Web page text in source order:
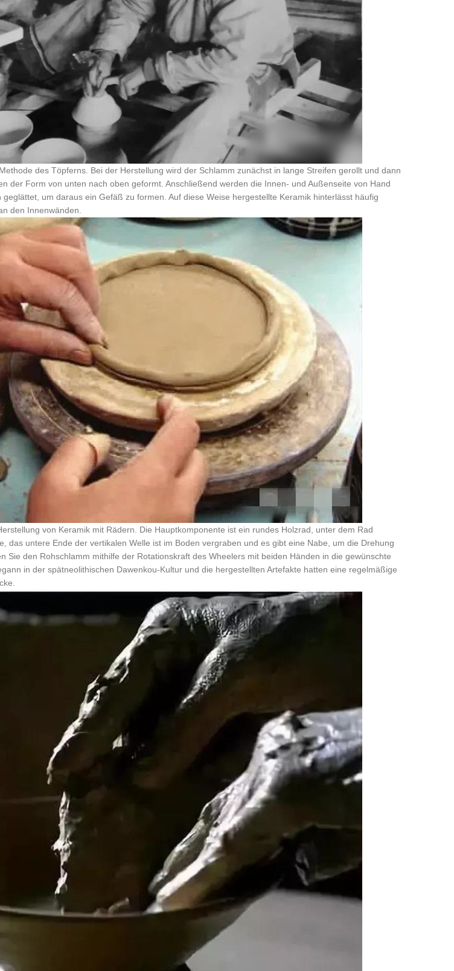
des Töpferns. Bei der Herstellung wird der Schlamm zunächst in lange Streifen gerollt und dann
der Form von unten nach oben geformt. Anschließend werden die Innen- und Außenseite von Hand
um daraus ein Gefäß zu formen. Auf diese Weise hergestellte Keramik hinterlässt häufig
den Innenwänden.
von Keramik mit Rädern. Die Hauptkomponente ist ein rundes Holzrad, unter dem Rad
das untere Ende der vertikalen Welle ist im Boden vergraben und es gibt eine Nabe, um die Drehung
Sie den Rohschlamm mithilfe der Rotationskraft des Wheelers mit beiden Händen in die gewünschte
in der spätneolithischen Dawenkou-Kultur und die hergestellten Artefakte hatten eine regelmäßige